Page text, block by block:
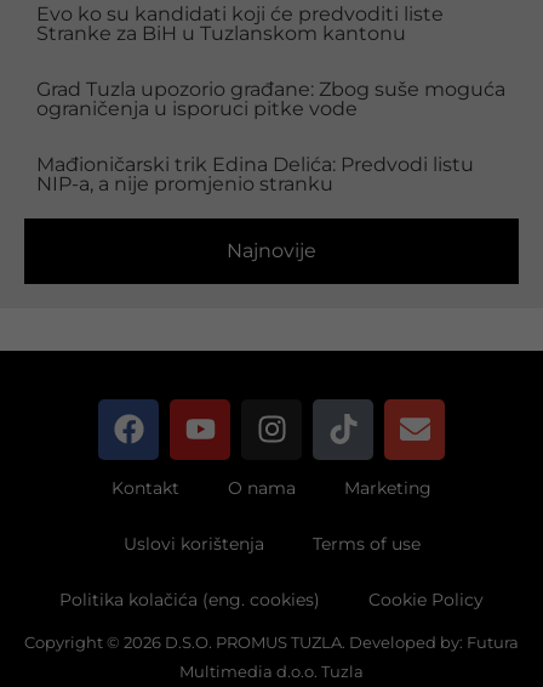
Najnovije
Evo ko su kandidati koji će predvoditi liste
Stranke za BiH u Tuzlanskom kantonu
Grad Tuzla upozorio građane: Zbog suše moguća
ograničenja u isporuci pitke vode
Mađioničarski trik Edina Delića: Predvodi listu
NIP-a, a nije promjenio stranku
Kontakt O nama Marketing
Uslovi korištenja Terms of use
Politika kolačića (eng. cookies) Cookie Policy
Copyright © 2026 D.S.O. PROMUS TUZLA. Developed by: Futura
Multimedia d.o.o. Tuzla